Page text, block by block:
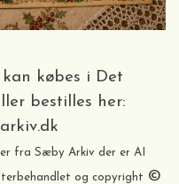
købes i Det
bestilles her:
fra Sæby Arkiv der er AI
og copyright ©